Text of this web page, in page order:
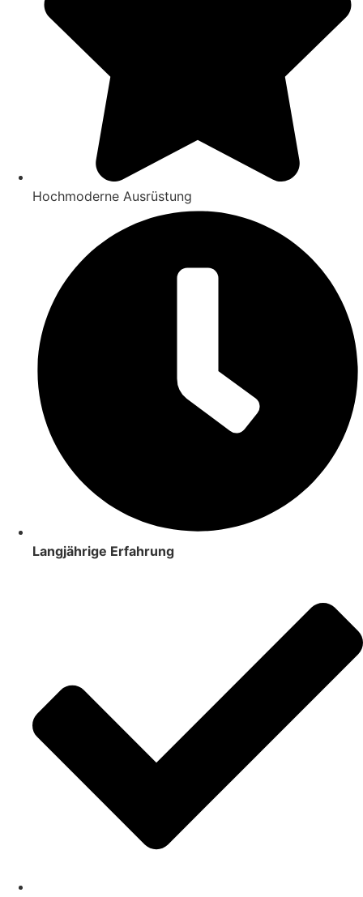
Hochmoderne Ausrüstung
Langjährige Erfahrung